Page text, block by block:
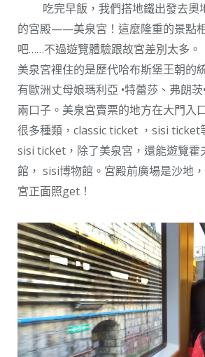
吃完早飯，我們搭地鐵出發去奧
的宮殿——美泉宮！這麼隆重的景點
吧……不過遊覽體驗跟故宮差別太多。
美泉宮裡住的是歷代哈布斯堡王朝的
有歐洲丈母娘瑪利亞 •特蕾莎、弗朗
兩口子。美泉宮賣票的地方在大門入
很多種類，classic ticket ，sisi ticket
sisi ticket，除了美泉宮，還能遊覽霍
館， sisi博物館。宮殿前廣場是沙地
宮正面照get！